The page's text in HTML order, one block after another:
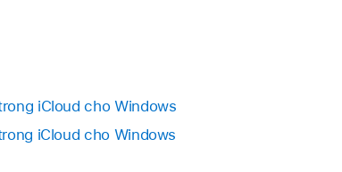
iCloud cho Windows
iCloud cho Windows